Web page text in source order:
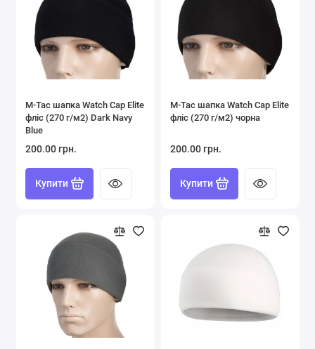
M-Tac шапка Watch Cap Elite
фліс (270 г/м2) Dark Navy
Blue
200.00 грн.
Купити
M-Tac шапка Watch Cap Elite
фліс (270 г/м2) чорна
200.00 грн.
Купити